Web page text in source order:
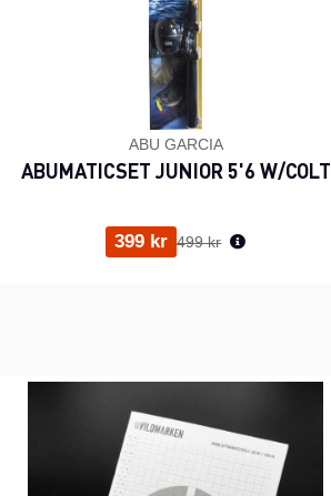
ABU GARCIA
ABUMATICSET JUNIOR 5'6 W/COLT
399 kr Ordinarie pris:
499 kr